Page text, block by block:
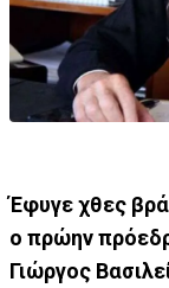
Έφυγε χθες
ο πρώην
Γιώργος